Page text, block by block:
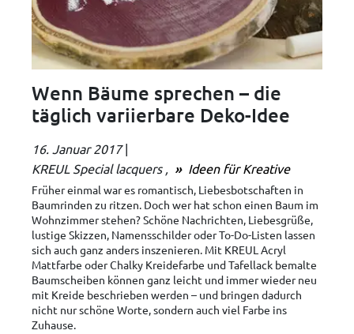
Wenn Bäume sprechen – die
täglich variierbare Deko-Idee
16. Januar 2017|
KREUL Special lacquers
Ideen für Kreative
Früher einmal war es romantisch, Liebesbotschaften in
Baumrinden zu ritzen. Doch wer hat schon einen Baum im
Wohnzimmer stehen? Schöne Nachrichten, Liebesgrüße,
lustige Skizzen, Namensschilder oder To-Do-Listen lassen
sich auch ganz anders inszenieren. Mit KREUL Acryl
Mattfarbe oder Chalky Kreidefarbe und Tafellack bemalte
Baumscheiben können ganz leicht und immer wieder neu
mit Kreide beschrieben werden – und bringen dadurch
nicht nur schöne Worte, sondern auch viel Farbe ins
Zuhause.